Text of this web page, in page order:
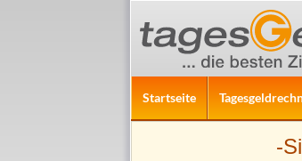
Startseite